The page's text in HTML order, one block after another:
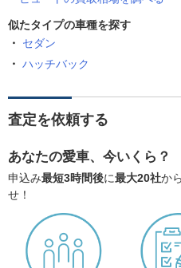
似たタイプの車種を探す
セダン
ハッチバック
査定を依頼する
あなたの愛車、今いくら？
申込み最短3時間後に最大20社か
せ！